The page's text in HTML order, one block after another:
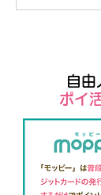
プリ「
自由
ポイ